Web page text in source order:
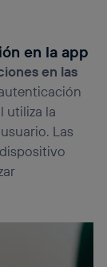
en la app
en las
utiliza la
Las